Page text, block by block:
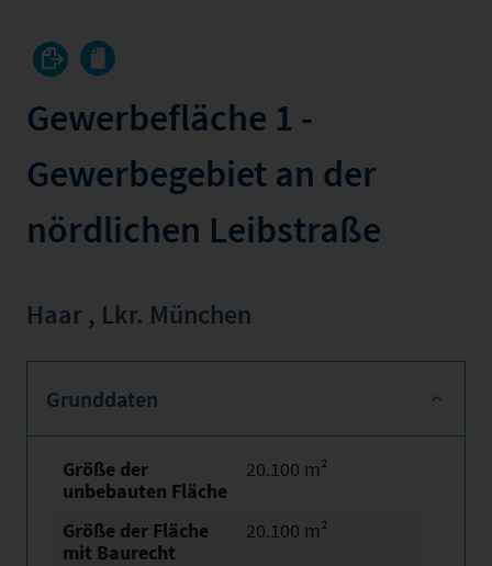
Gewerbefläche 1 -
Gewerbegebiet an der
nördlichen Leibstraße
Haar , Lkr. München
Grunddaten
Größe der
unbebauten Fläche
20.100 m²
Größe der Fläche
mit Baurecht
20.100 m²